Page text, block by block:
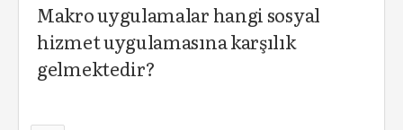
Makro uygulamalar hangi sosyal
hizmet uygulamasına karşılık
gelmektedir?